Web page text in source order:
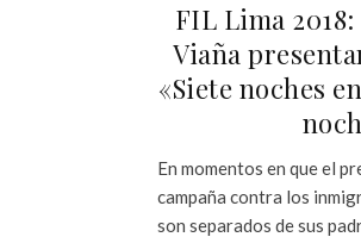
FIL Lima
Viaña
«Siete noches
En momentos en que el
campaña contra los
son separados de sus